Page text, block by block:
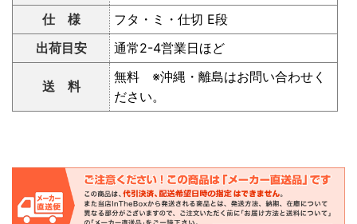
仕 様
フタ・ミ・仕切 E段
出荷目安
通常2-4営業日ほど
送 料
無料 ※沖縄・離島はお問い合わせく
ださい。